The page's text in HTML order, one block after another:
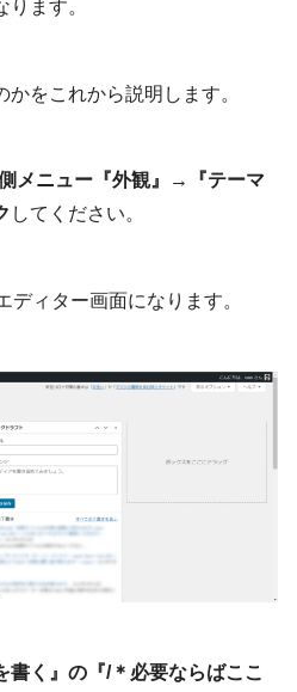
ます。
をこれから説明します。
メニュー『外観』→『テーマ
してください。
ィター画面になります。
書く』の『/＊必要ならばここ